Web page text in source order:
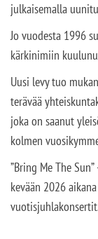
julkaisemalla
Jo vuodesta 1996
kärkinimiin
Uusi levy tuo
terävää
joka on saanut
kolmen
”Bring Me The
kevään 2026